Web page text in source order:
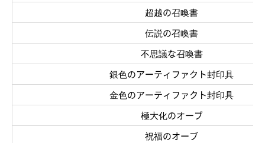
超越の召喚書
伝説の召喚書
不思議な召喚書
銀色のアーティファクト封印具
金色のアーティファクト封印具
極大化のオーブ
祝福のオーブ